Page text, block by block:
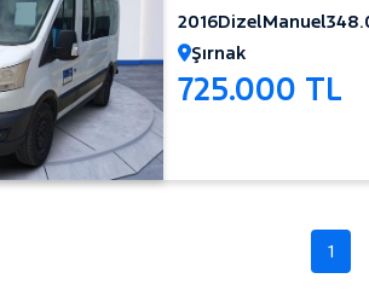
2016DizelManuel
Şırnak
725.000 TL
1